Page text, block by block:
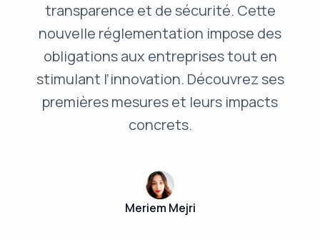
transparence et de sécurité. Cette
nouvelle réglementation impose des
obligations aux entreprises tout en
stimulant l’innovation. Découvrez ses
premières mesures et leurs impacts
concrets.
Meriem Mejri